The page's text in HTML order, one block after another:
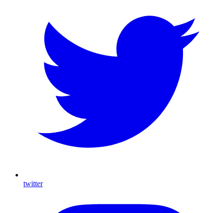
twitter